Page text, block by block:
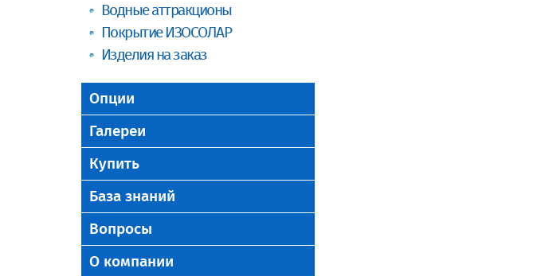
Водные аттракционы
Покрытие ИЗОСОЛАР
Изделия на заказ
Опции
Галереи
Купить
База знаний
Вопросы
О компании